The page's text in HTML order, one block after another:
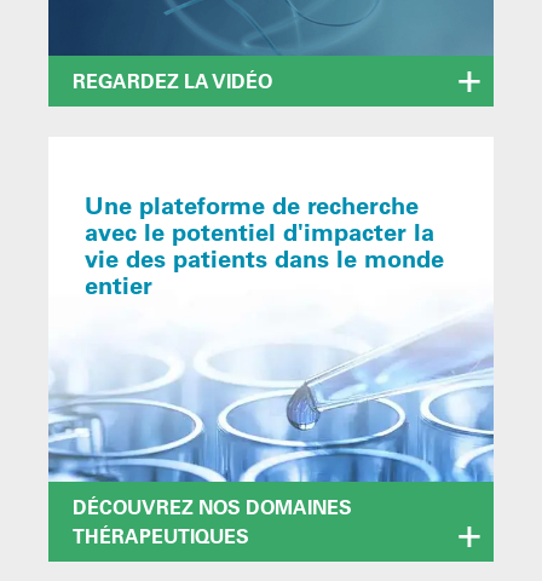
REGARDEZ LA VIDÉO
Une plateforme de recherche
avec le potentiel d'impacter la
vie des patients dans le monde
entier
DÉCOUVREZ NOS DOMAINES
THÉRAPEUTIQUES